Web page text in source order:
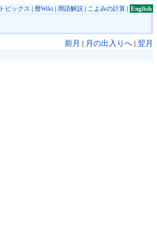
トピックス | 暦Wiki| 用語解説| こよみの計算| English
前月 | 月の出入りへ | 翌月